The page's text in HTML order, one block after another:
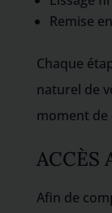
Remise
Chaque
naturel de
moment de
ACCÈS
Afin de